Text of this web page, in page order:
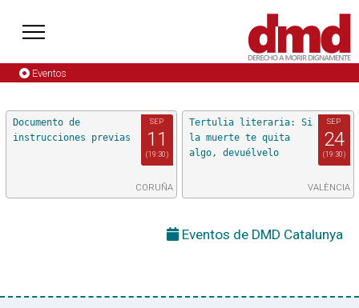
Eventos
SEP
11
(19:30)
Documento de
instrucciones previas
CORUÑA
SEP
24
(19:30)
Tertulia literaria: Si
la muerte te quita
algo, devuélvelo
VALÈNCIA
Eventos de DMD Catalunya